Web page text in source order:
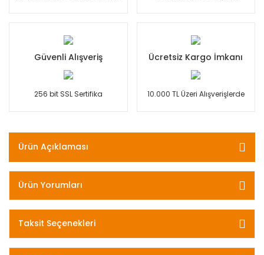
Güvenli Alışveriş
256 bit SSL Sertifika
Ücretsiz Kargo İmkanı
10.000 TL Üzeri Alışverişlerde
Ürün Açıklaması
Ürün Yorumları
Taksit Seçenekleri